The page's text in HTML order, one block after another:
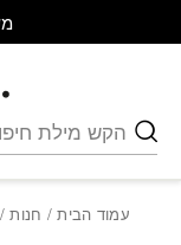
חיפוש
עמוד הבית/ חנות/